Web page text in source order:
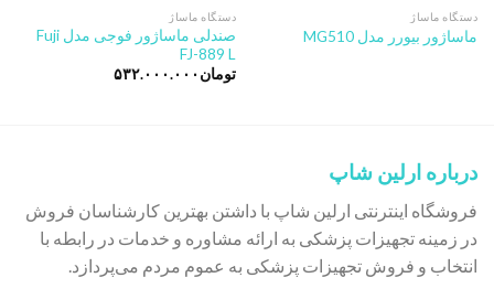
دستگاه ماساژ
ماساژور بیورر مدل MG510
دستگاه ماساژ
صندلی ماساژور فوجی مدل Fuji
FJ-889 L
تومان ۵۳۲.۰۰۰.۰۰۰
درباره ارلین شاپ
فروشگاه اینترنتی ارلین شاپ با داشتن بهترین کارشناسان فروش
در زمینه تجهیزات پزشکی به ارائه مشاوره و خدمات در رابطه با
انتخاب و فروش تجهیزات پزشکی به عموم مردم می‌پردازد.